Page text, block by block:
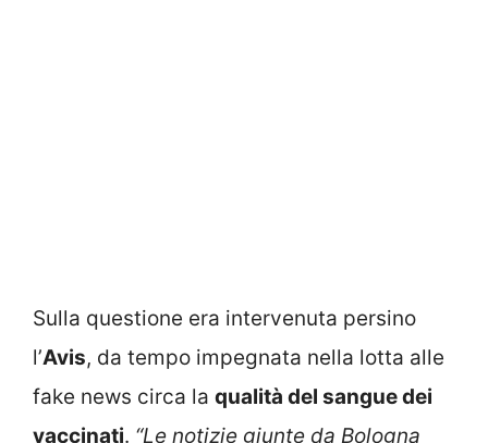
Sulla questione era intervenuta persino
l’Avis, da tempo impegnata nella lotta alle
fake news circa la qualità del sangue dei
vaccinati. “Le notizie giunte da Bologna